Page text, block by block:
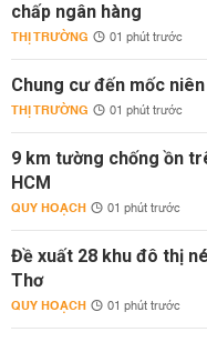
chấp ngân hàng
THỊ TRƯỜNG 01 phút trước
Chung cư đến mốc
THỊ TRƯỜNG 01 phút trước
9 km tường chống ồn
HCM
QUY HOẠCH 01 phút trước
Đề xuất 28 khu đô thị
Thơ
QUY HOẠCH 01 phút trước